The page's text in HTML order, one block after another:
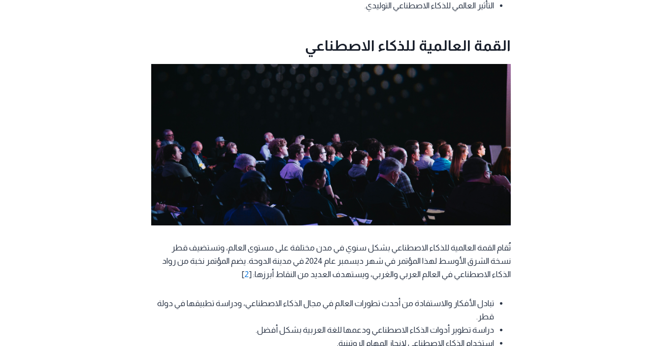
التأثير العالمي للذكاء الاصطناعي التوليدي.
القمة العالمية للذكاء الاصطناعي
تُقام القمة العالمية للذكاء الاصطناعي بشكل سنوي في مدن مختلفة على مستوى العالم، وتستضيف قطر
نسخة الشرق الأوسط لهذا المؤتمر في شهر ديسمبر عام 2024 في مدينة الدوحة. يضم المؤتمر نخبة من رواد
الذكاء الاصطناعي في العالم العربي والغربي، ويستهدف العديد من النقاط أبرزها: [2
]
تبادل الأفكار والاستفادة من أحدث تطورات العالم في مجال الذكاء الاصطناعي، ودراسة تطبيقها في دولة
قطر.
دراسة تطوير أدوات الذكاء الاصطناعي ودعمها للغة العربية بشكل أفضل.
استخدام الذكاء الاصطناعي لإنجاز المهام الروتينية.